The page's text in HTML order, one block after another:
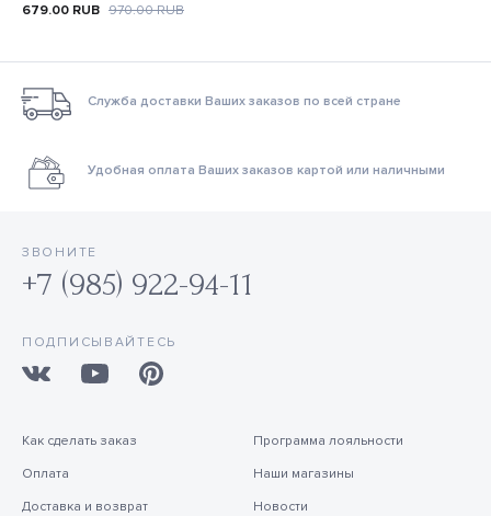
679.00 RUB 970.00RUB
Служба доставки Ваших заказов по всей стране
Удобная оплата Ваших заказов картой или наличными
ЗВОНИТЕ
+7 (985) 922-94-11
ПОДПИСЫВАЙТЕСЬ
Как сделать заказ
Оплата
Доставка и возврат
Программа лояльности
Наши магазины
Новости